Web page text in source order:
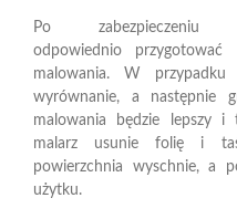
Po
odpowiednio przygotować
malowania. W
wyrównanie, a następnie
malowania będzie lepszy i
malarz usunie folię i
powierzchnia wyschnie, a
użytku.